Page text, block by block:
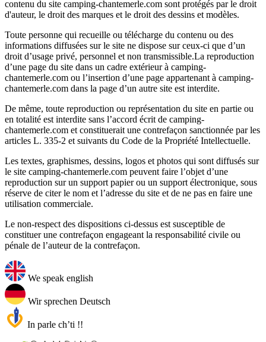
contenu du site camping-chantemerle.com sont protégés par le droit
d'auteur, le droit des marques et le droit des dessins et modèles.
Toute personne qui recueille ou télécharge du contenu ou des
informations diffusées sur le site ne dispose sur ceux-ci que d’un
droit d’usage privé, personnel et non transmissible.La reproduction
d’une page du site dans un cadre extérieur à camping-
chantemerle.com ou l’insertion d’une page appartenant à camping-
chantemerle.com dans la page d’un autre site est interdite.
De même, toute reproduction ou représentation du site en partie ou
en totalité est interdite sans l’accord écrit de camping-
chantemerle.com et constituerait une contrefaçon sanctionnée par les
articles L. 335-2 et suivants du Code de la Propriété Intellectuelle.
Les textes, graphismes, dessins, logos et photos qui sont diffusés sur
le site camping-chantemerle.com peuvent faire l’objet d’une
reproduction sur un support papier ou un support électronique, sous
réserve de citer le nom et l’adresse du site et de ne pas en faire une
utilisation commerciale.
Le non-respect des dispositions ci-dessus est susceptible de
constituer une contrefaçon engageant la responsabilité civile ou
pénale de l’auteur de la contrefaçon.
We speak english
Wir sprechen Deutsch
In parle ch’ti !!